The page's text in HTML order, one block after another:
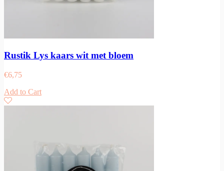
Rustik Lys kaars wit met bloem
€6,75
Add to Cart